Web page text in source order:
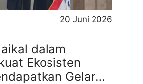
20 Juni 2026
dalam
Ekosisten
Gelar